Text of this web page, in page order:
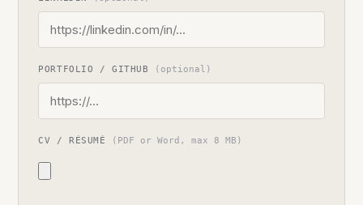
PORTFOLIO / GITHUB (optional)
CV / RÉSUMÉ (PDF or Word, max 8 MB)